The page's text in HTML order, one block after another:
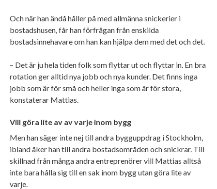
Och när han ändå håller på med allmänna snickerier i
bostadshusen, får han förfrågan från enskilda
bostadsinnehavare om han kan hjälpa dem med det och det.
– Det är ju hela tiden folk som flyttar ut och flyttar in. En bra
rotation ger alltid nya jobb och nya kunder. Det finns inga
jobb som är för små och heller inga som är för stora,
konstaterar Mattias.
Vill göra lite av av varje inom bygg
Men han säger inte nej till andra bygguppdrag i Stockholm,
ibland åker han till andra bostadsområden och snickrar. Till
skillnad från många andra entreprenörer vill Mattias alltså
inte bara hålla sig till en sak inom bygg utan göra lite av
varje.